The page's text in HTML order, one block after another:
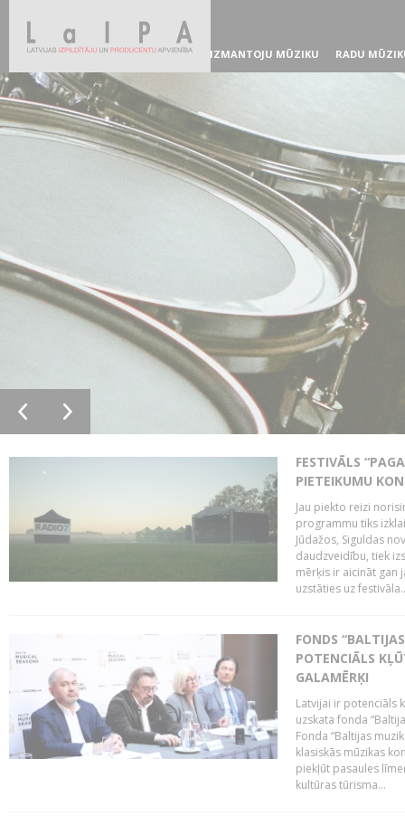
IZMANTOJU MŪZIKU RADU
FESTIVĀLS
PIETEIKUMU
Jau piekto reizi
programmu tiks
Jūdažos, Siguldas
daudzveidību, tiek
mērķis ir aicināt gan
uzstāties uz
FONDS
POTENCIĀLS
GALAMĒRĶI
Latvijai ir potenciāls
uzskata fonda
Fonda “Baltijas
klasiskās mūzikas
piekļūt pasaules
kultūras tūrisma...